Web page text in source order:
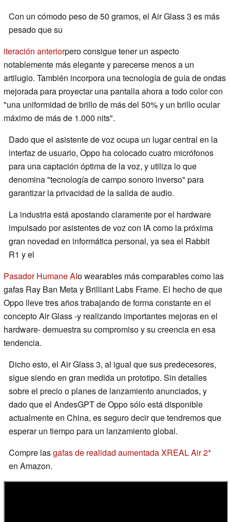
Con un cómodo peso de 50 gramos, el Air Glass 3 es más
pesado que su
iteración anteriorpero consigue tener un aspecto
notablemente más elegante y parecerse menos a un
artilugio. También incorpora una tecnología de guía de ondas
mejorada para proyectar una pantalla ahora a todo color con
"una uniformidad de brillo de más del 50% y un brillo ocular
máximo de más de 1.000 nits".
Dado que el asistente de voz ocupa un lugar central en la
interfaz de usuario, Oppo ha colocado cuatro micrófonos
para una captación óptima de la voz, y utiliza lo que
denomina "tecnología de campo sonoro inverso" para
garantizar la privacidad de la salida de audio.
La industria está apostando claramente por el hardware
impulsado por asistentes de voz con IA como la próxima
gran novedad en informática personal, ya sea el Rabbit
R1 y el
Pasador Humane AIo wearables más comparables como las
gafas Ray Ban Meta y Brilliant Labs Frame. El hecho de que
Oppo lleve tres años trabajando de forma constante en el
concepto Air Glass -y realizando importantes mejoras en el
hardware- demuestra su compromiso y su creencia en esa
tendencia.
Dicho esto, el Air Glass 3, al igual que sus predecesores,
sigue siendo en gran medida un prototipo. Sin detalles
sobre el precio o planes de lanzamiento anunciados, y
dado que el AndesGPT de Oppo sólo está disponible
actualmente en China, es seguro decir que tendremos que
esperar un tiempo para un lanzamiento global.
Compre lasgafas de realidad aumentada XREAL Air 2
en Amazon.